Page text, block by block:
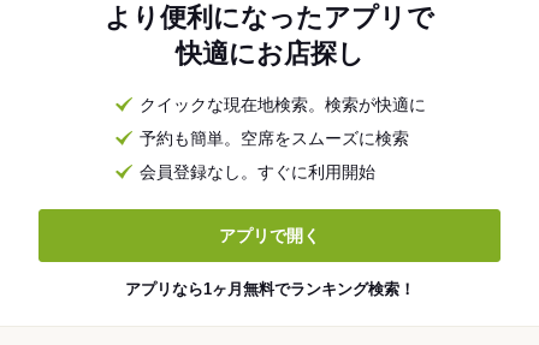
より便利になったアプリで
快適にお店探し
クイックな現在地検索。検索が快適に
予約も簡単。空席をスムーズに検索
会員登録なし。すぐに利用開始
アプリで開く
アプリなら1ヶ月無料でランキング検索！